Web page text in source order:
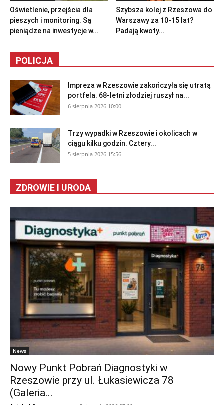
Oświetlenie, przejścia dla
pieszych i monitoring. Są
pieniądze na inwestycje w...
Szybsza kolej z Rzeszowa do
Warszawy za 10-15 lat?
Padają kwoty...
POLICJA
Impreza w Rzeszowie zakończyła się utratą
portfela. 68-letni złodziej ruszył na...
6 sierpnia 2026 10:00
Trzy wypadki w Rzeszowie i okolicach w
ciągu kilku godzin. Cztery...
5 sierpnia 2026 15:56
ZDROWIE I URODA
News
Nowy Punkt Pobrań Diagnostyki w
Rzeszowie przy ul. Łukasiewicza 78
(Galeria...